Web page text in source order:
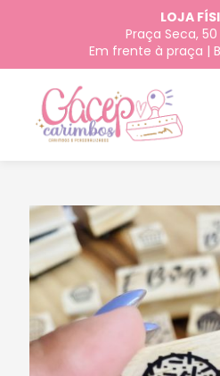
LOJA
Praça Seca,
Em frente à praça |